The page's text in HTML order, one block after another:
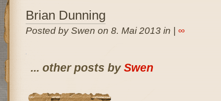
Brian Dunning
Posted by Swen on 8. Mai 2013 in | ∞
... other posts bySwen